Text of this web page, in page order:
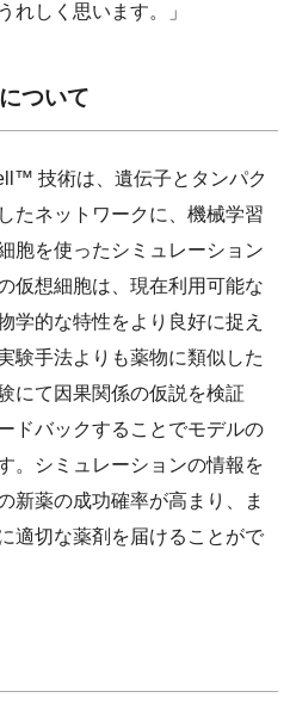
れしく思います。」
ついて
技術は、遺伝子とタンパク
たネットワークに、機械学習
胞を使ったシミュレーション
仮想細胞は、現在利用可能な
学的な特性をより良好に捉え
験手法よりも薬物に類似した
にて因果関係の仮説を検証
ドバックすることでモデルの
。シミュレーションの情報を
新薬の成功確率が高まり、ま
適切な薬剤を届けることがで